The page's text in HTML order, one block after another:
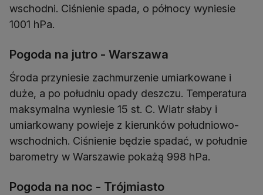
wschodni. Ciśnienie spada, o północy wyniesie
1001 hPa.
Pogoda na jutro - Warszawa
Środa przyniesie zachmurzenie umiarkowane i
duże, a po południu opady deszczu. Temperatura
maksymalna wyniesie 15 st. C. Wiatr słaby i
umiarkowany powieje z kierunków południowo-
wschodnich. Ciśnienie będzie spadać, w południe
barometry w Warszawie pokażą 998 hPa.
Pogoda na noc - Trójmiasto